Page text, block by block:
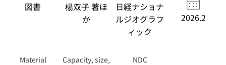
図書
楊双子 著ほ
か
日経ナショナ
ルジオグラフ
ィック
2026.2
Material
Capacity, size,
NDC